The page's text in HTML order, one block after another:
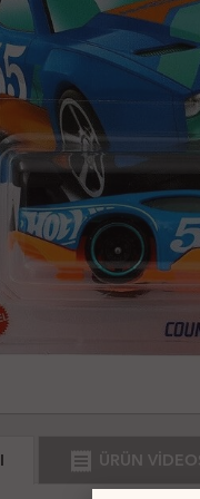
receipt ÜRÜN